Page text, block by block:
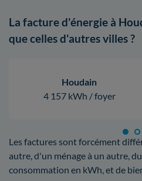
La facture d'énergie à
que celles d'autres villes ?
Houdain
4 157 kWh / foyer
Les factures sont forcément
autre, d'un ménage à un autre,
consommation en kWh, et de